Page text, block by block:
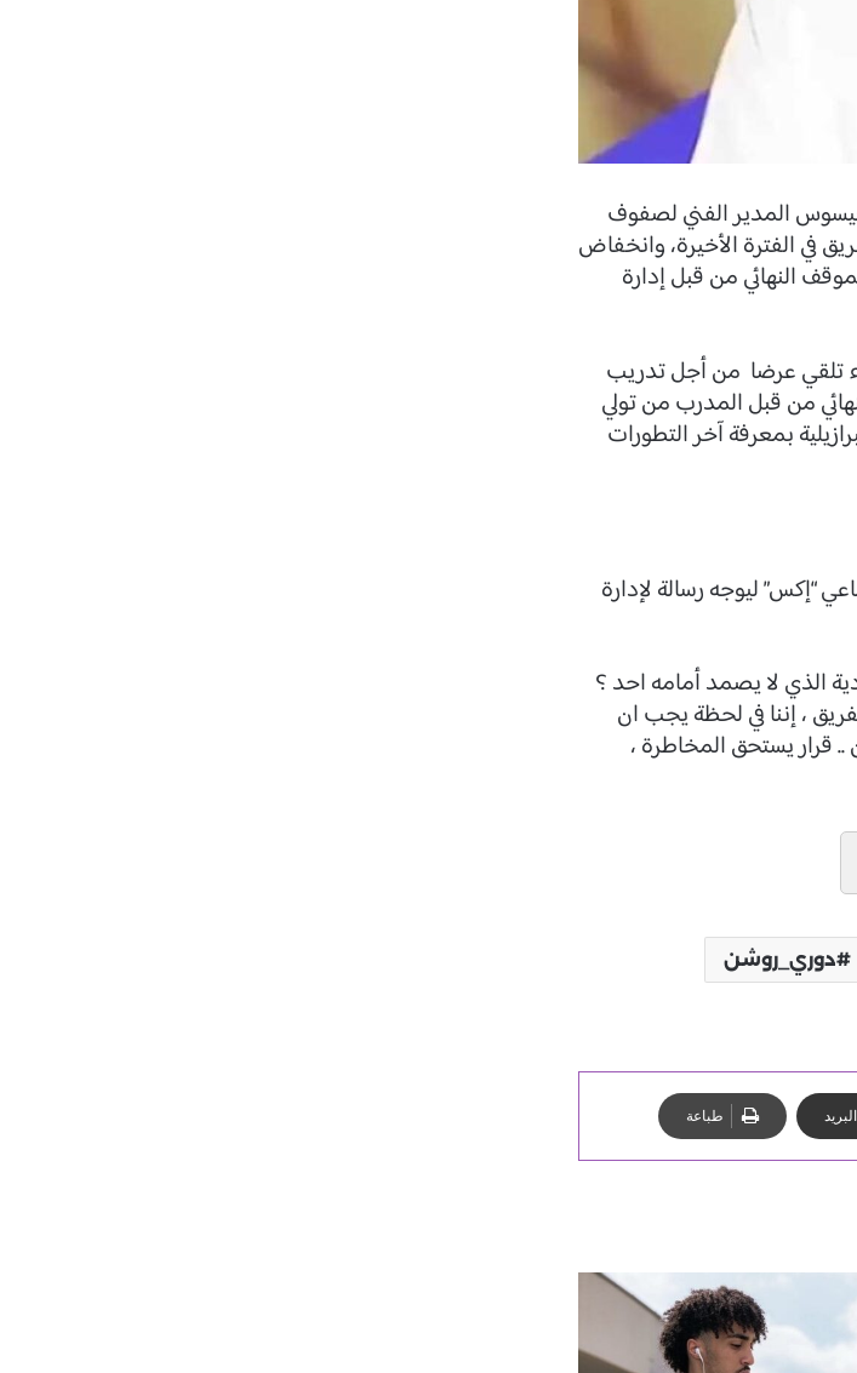
خيسوس المدير الفني لصفوف
في الفترة الأخيرة، وانخفاض
النهائي من قبل إدارة
تلقي عرضا من أجل تدريب
من قبل المدرب من تولي
بمعرفة آخر التطورات
“إكس” ليوجه رسالة لإدارة
الذي لا يصمد أمامه احد ؟
، إننا في لحظة يجب ان
قرار يستحق المخاطرة ،
دوري_روشن
طباعة